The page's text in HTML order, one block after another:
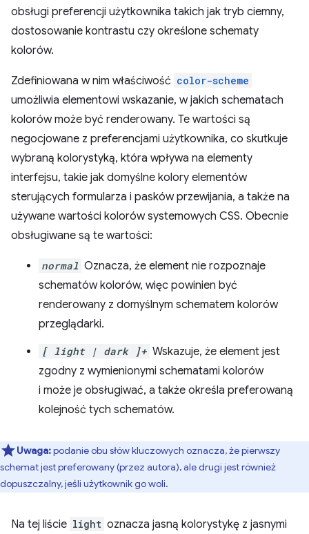
obsługi preferencji użytkownika takich jak tryb ciemny,
dostosowanie kontrastu czy określone schematy
kolorów.
Zdefiniowana w nim właściwość color-scheme
umożliwia elementowi wskazanie, w jakich schematach
kolorów może być renderowany. Te wartości są
negocjowane z preferencjami użytkownika, co skutkuje
wybraną kolorystyką, która wpływa na elementy
interfejsu, takie jak domyślne kolory elementów
sterujących formularza i pasków przewijania, a także na
używane wartości kolorów systemowych CSS. Obecnie
obsługiwane są te wartości:
normal Oznacza, że element nie rozpoznaje
schematów kolorów, więc powinien być
renderowany z domyślnym schematem kolorów
przeglądarki.
[ light | dark ]+ Wskazuje, że element jest
zgodny z wymienionymi schematami kolorów
i może je obsługiwać, a także określa preferowaną
kolejność tych schematów.
Uwaga:podanie obu słów kluczowych oznacza, że pierwszy
schemat jest preferowany (przez autora), ale drugi jest również
dopuszczalny, jeśli użytkownik go woli.
Na tej liście light oznacza jasną kolorystykę z jasnymi